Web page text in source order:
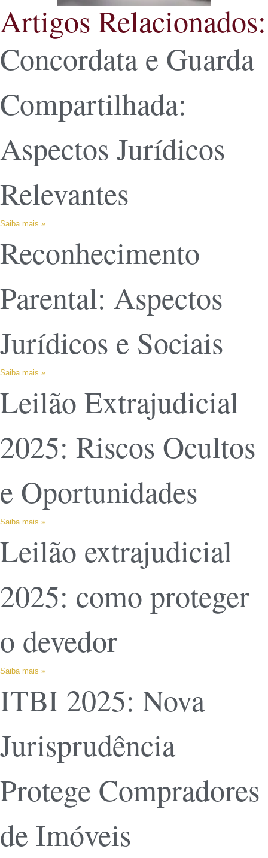
Artigos Relacionados:
Concordata e Guarda
Compartilhada:
Aspectos Jurídicos
Relevantes
Saiba mais »
Reconhecimento
Parental: Aspectos
Jurídicos e Sociais
Saiba mais »
Leilão Extrajudicial
2025: Riscos Ocultos
e Oportunidades
Saiba mais »
Leilão extrajudicial
2025: como proteger
o devedor
Saiba mais »
ITBI 2025: Nova
Jurisprudência
Protege Compradores
de Imóveis